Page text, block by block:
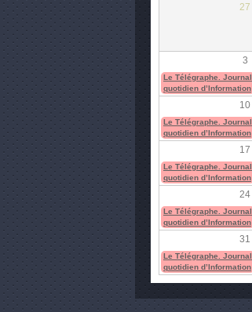
27
3
Le Télégraphe. Journal
quotidien d’Information
10
Le Télégraphe. Journal
quotidien d’Information
17
Le Télégraphe. Journal
quotidien d’Information
24
Le Télégraphe. Journal
quotidien d’Information
31
Le Télégraphe. Journal
quotidien d’Information